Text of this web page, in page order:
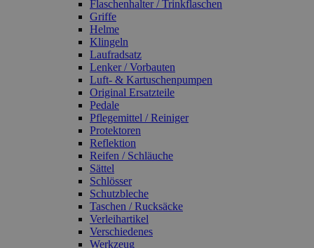
Flaschenhalter / Trinkflaschen
Griffe
Helme
Klingeln
Laufradsatz
Lenker / Vorbauten
Luft- & Kartuschenpumpen
Original Ersatzteile
Pedale
Pflegemittel / Reiniger
Protektoren
Reflektion
Reifen / Schläuche
Sättel
Schlösser
Schutzbleche
Taschen / Rucksäcke
Verleihartikel
Verschiedenes
Werkzeug